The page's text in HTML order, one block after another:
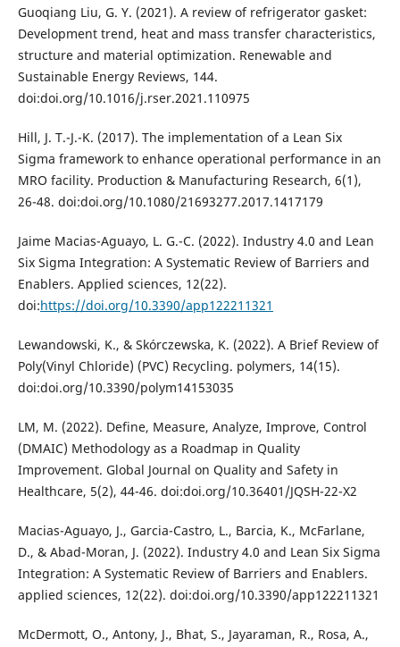
Guoqiang Liu, G. Y. (2021). A review of refrigerator gasket:
Development trend, heat and mass transfer characteristics,
structure and material optimization. Renewable and
Sustainable Energy Reviews, 144.
doi:doi.org/10.1016/j.rser.2021.110975
Hill, J. T.-J.-K. (2017). The implementation of a Lean Six
Sigma framework to enhance operational performance in an
MRO facility. Production & Manufacturing Research, 6(1),
26-48. doi:doi.org/10.1080/21693277.2017.1417179
Jaime Macias-Aguayo, L. G.-C. (2022). Industry 4.0 and Lean
Six Sigma Integration: A Systematic Review of Barriers and
Enablers. Applied sciences, 12(22).
doi:https://doi.org/10.3390/app122211321
Lewandowski, K., & Skórczewska, K. (2022). A Brief Review of
Poly(Vinyl Chloride) (PVC) Recycling. polymers, 14(15).
doi:doi.org/10.3390/polym14153035
LM, M. (2022). Define, Measure, Analyze, Improve, Control
(DMAIC) Methodology as a Roadmap in Quality
Improvement. Global Journal on Quality and Safety in
Healthcare, 5(2), 44-46. doi:doi.org/10.36401/JQSH-22-X2
Macias-Aguayo, J., Garcia-Castro, L., Barcia, K., McFarlane,
D., & Abad-Moran, J. (2022). Industry 4.0 and Lean Six Sigma
Integration: A Systematic Review of Barriers and Enablers.
applied sciences, 12(22). doi:doi.org/10.3390/app122211321
McDermott, O., Antony, J., Bhat, S., Jayaraman, R., Rosa, A.,